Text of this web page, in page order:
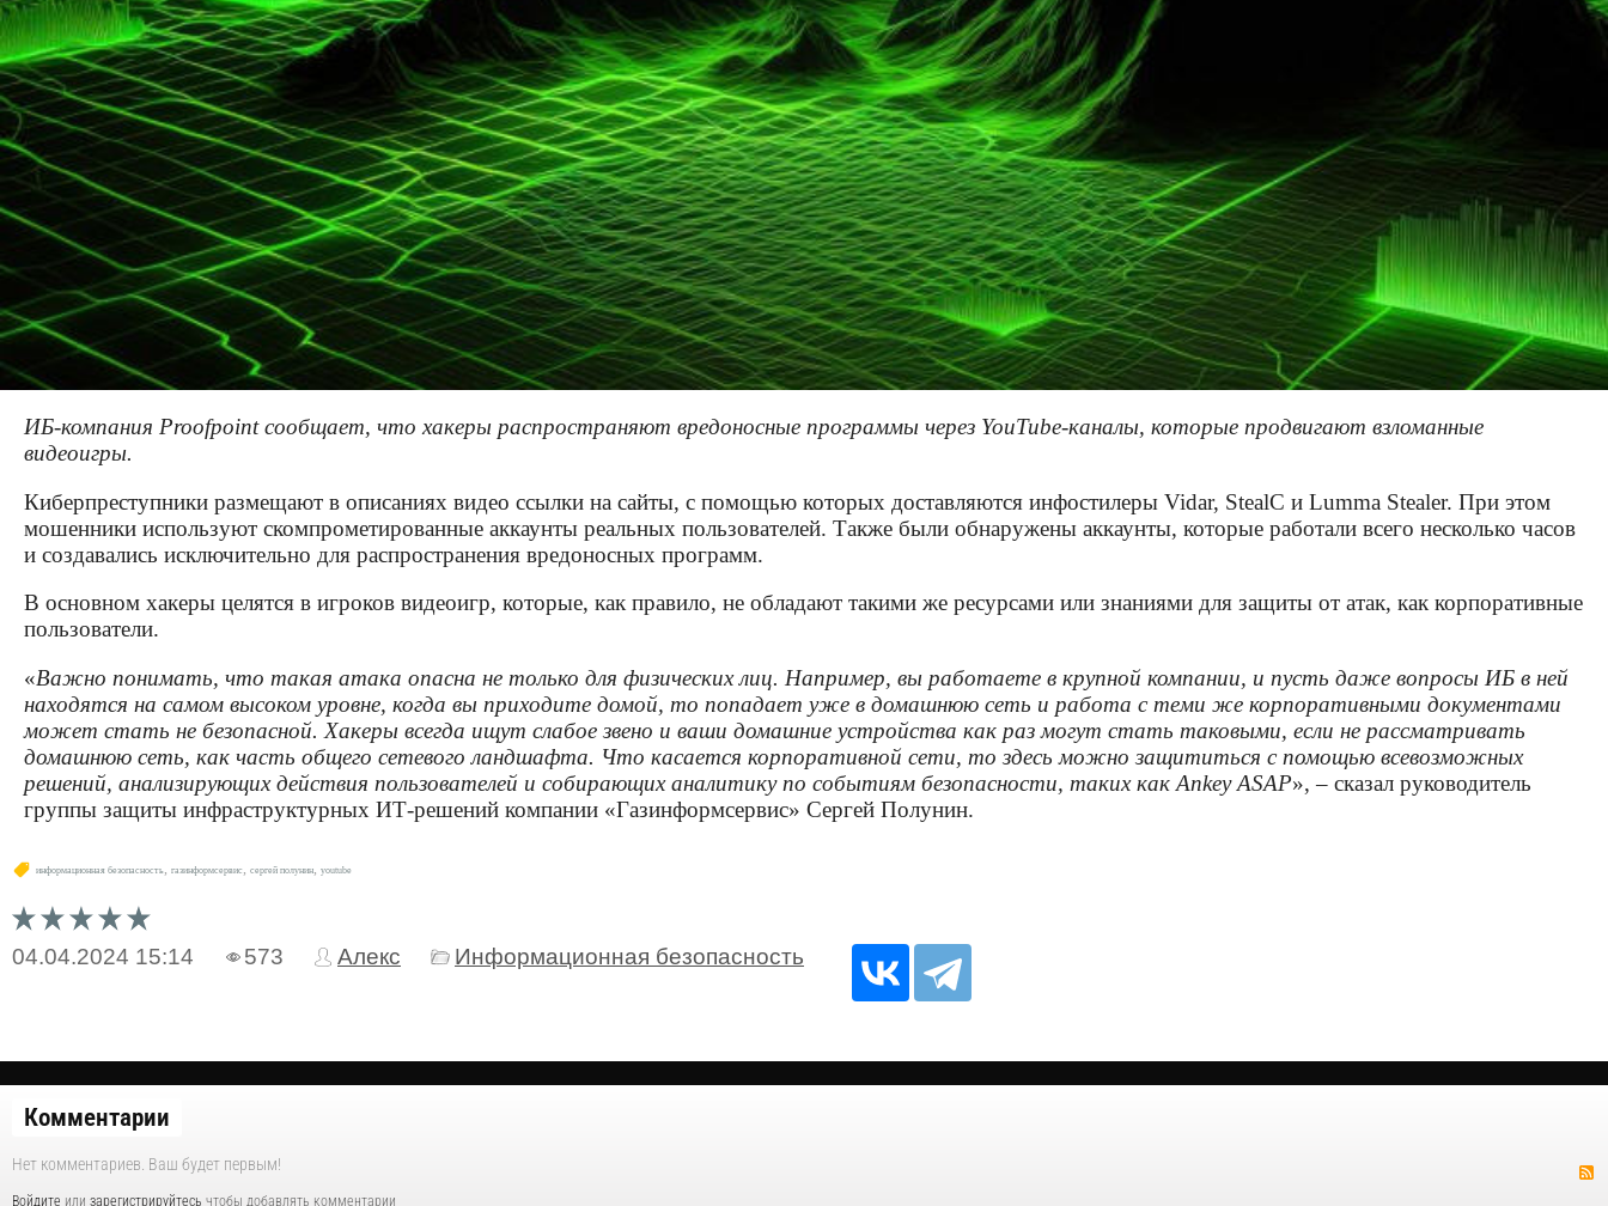
ИБ-компания Proofpoint сообщает, что хакеры распространяют вредоносные программы через YouTube-каналы, которые продвигают взломанные
видеоигры.
Киберпреступники размещают в описаниях видео ссылки на сайты, с помощью которых доставляются инфостилеры Vidar, StealC и Lumma Stealer. При этом
мошенники используют скомпрометированные аккаунты реальных пользователей. Также были обнаружены аккаунты, которые работали всего несколько часов
и создавались исключительно для распространения вредоносных программ.
В основном хакеры целятся в игроков видеоигр, которые, как правило, не обладают такими же ресурсами или знаниями для защиты от атак, как корпоративные
пользователи.
«Важно понимать, что такая атака опасна не только для физических лиц. Например, вы работаете в крупной компании, и пусть даже вопросы ИБ в ней
находятся на самом высоком уровне, когда вы приходите домой, то попадает уже в домашнюю сеть и работа с теми же корпоративными документами
может стать не безопасной. Хакеры всегда ищут слабое звено и ваши домашние устройства как раз могут стать таковыми, если не рассматривать
домашнюю сеть, как часть общего сетевого ландшафта. Что касается корпоративной сети, то здесь можно защититься с помощью всевозможных
решений, анализирующих действия пользователей и собирающих аналитику по событиям безопасности, таких как Ankey ASAP», – сказал руководитель
группы защиты инфраструктурных ИТ-решений компании «Газинформсервис» Сергей Полунин.
информационная безопасность, газинформсервис, сергей полунин, youtube
04.04.2024 15:14 573 Алекс Информационная безопасность
Комментарии
Нет комментариев. Ваш будет первым!
Войдите или зарегистрируйтесь чтобы добавлять комментарии